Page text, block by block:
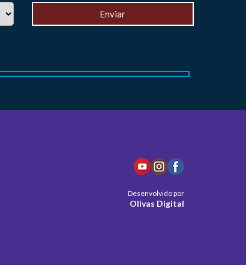
Desenvolvido por
Olivas Digital